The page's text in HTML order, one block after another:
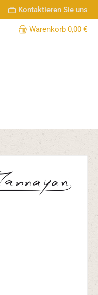
Kontaktieren Sie uns
Warenkorb 0,00 €